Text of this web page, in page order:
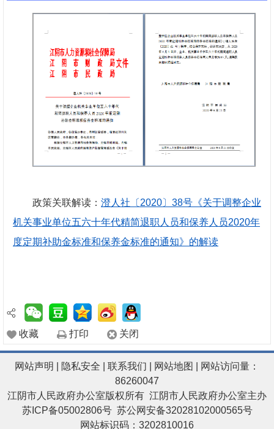
政策关联解读： 澄人社〔2020〕38号《关于调整企业
机关事业单位五六十年代精简退职人员和保养人员2020年
度定期补助金标准和保养金标准的通知》的解读
收藏 打印 关闭
网站声明 隐私安全 联系我们 网站地图
| 网站访问量：
86260047
江阴市人民政府办公室版权所有 江阴市人民政府办公室主办
苏ICP备05002806号 苏公网安备32028102000565号
网站标识码：3202810016